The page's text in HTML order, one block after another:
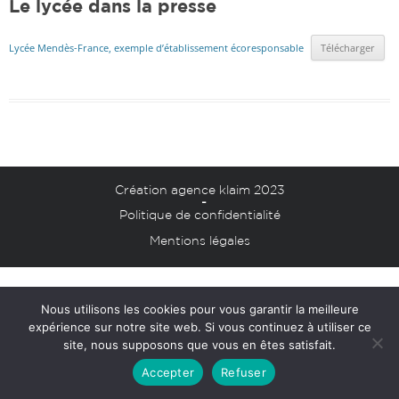
Le lycée dans la presse
Lycée Mendès-France, exemple d’établissement écoresponsable Télécharger
Création agence klaim 2023
-
Politique de confidentialité
Mentions légales
Nous utilisons les cookies pour vous garantir la meilleure
expérience sur notre site web. Si vous continuez à utiliser ce
site, nous supposons que vous en êtes satisfait.
Accepter
Refuser